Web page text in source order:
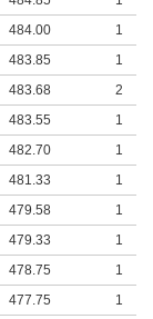
484.00
1
483.85
1
483.68
2
483.55
1
482.70
1
481.33
1
479.58
1
479.33
1
478.75
1
477.75
1